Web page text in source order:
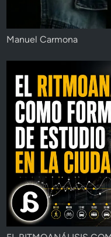
Manuel Carmona